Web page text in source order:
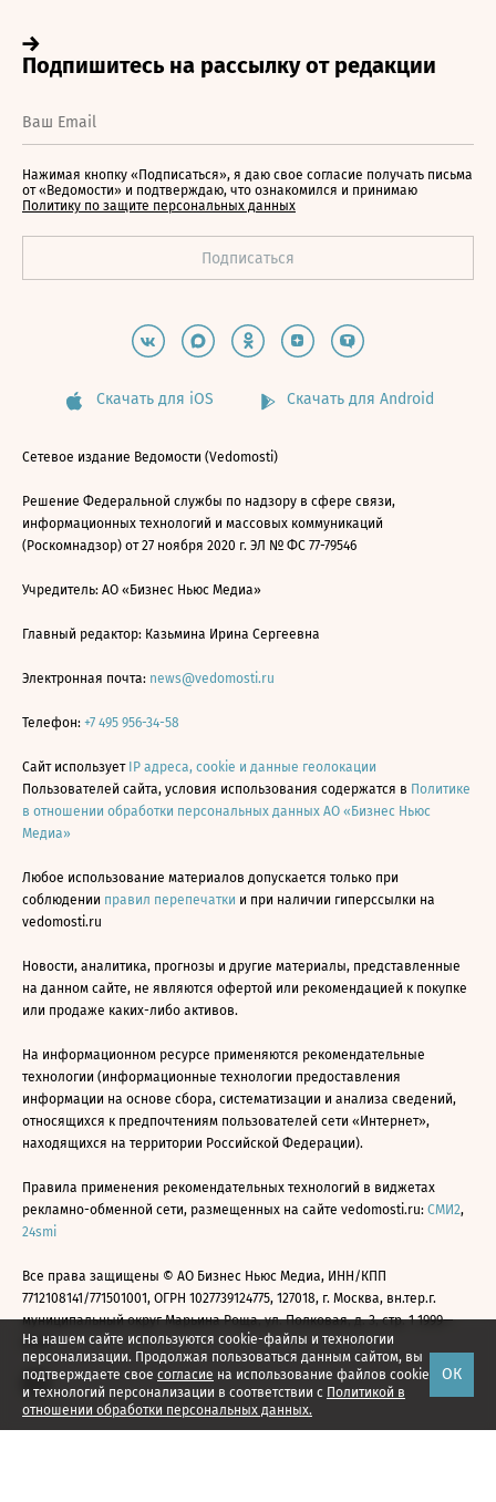
На нашем сайте используются cookie-файлы и технологии
персонализации. Продолжая пользоваться данным сайтом, вы
подтверждаете свое согласие на использование файлов cookie
и технологий персонализации в соответствии с Политикой в
отношении обработки персональных данных.
ОК
Нажимая кнопку «Подписаться», я даю свое согласие получать письма
от «Ведомости» и подтверждаю, что ознакомился и принимаю
Политику по защите персональных данных
Скачать для iOS Скачать для Android
Сетевое издание Ведомости (Vedomosti)
Решение Федеральной службы по надзору в сфере связи,
информационных технологий и массовых коммуникаций
(Роскомнадзор) от 27 ноября 2020 г. ЭЛ № ФС 77-79546
Учредитель: АО «Бизнес Ньюс Медиа»
Главный редактор: Казьмина Ирина Сергеевна
Электронная почта: news@vedomosti.ru
Телефон: +7 495 956-34-58
Сайт использует IP адреса, cookie и данные геолокации
Пользователей сайта, условия использования содержатся в Политике
в отношении обработки персональных данных АО «Бизнес Ньюс
Медиа»
Любое использование материалов допускается только при
соблюдении правил перепечатки и при наличии гиперссылки на
vedomosti.ru
Новости, аналитика, прогнозы и другие материалы, представленные
на данном сайте, не являются офертой или рекомендацией к покупке
или продаже каких-либо активов.
На информационном ресурсе применяются рекомендательные
технологии (информационные технологии предоставления
информации на основе сбора, систематизации и анализа сведений,
относящихся к предпочтениям пользователей сети «Интернет»,
находящихся на территории Российской Федерации).
Правила применения рекомендательных технологий в виджетах
рекламно-обменной сети, размещенных на сайте vedomosti.ru: СМИ2,
24smi
Все права защищены © АО Бизнес Ньюс Медиа, ИНН/КПП
7712108141/771501001, ОГРН 1027739124775, 127018, г. Москва, вн.тер.г.
муниципальный округ Марьина Роща, ул. Полковая, д. 3, стр. 1 1999—
2026